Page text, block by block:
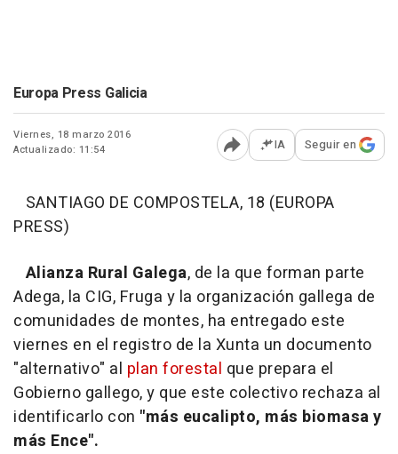
Europa Press Galicia
Viernes, 18 marzo 2016
Actualizado: 11:54
Abrir opciones para
IA Seguir en
SANTIAGO DE COMPOSTELA, 18 (EUROPA
PRESS)
Alianza Rural Galega, de la que forman parte
Adega, la CIG, Fruga y la organización gallega de
comunidades de montes, ha entregado este
viernes en el registro de la Xunta un documento
"alternativo" al plan forestal que prepara el
Gobierno gallego, y que este colectivo rechaza al
identificarlo con "más eucalipto, más biomasa y
más Ence".